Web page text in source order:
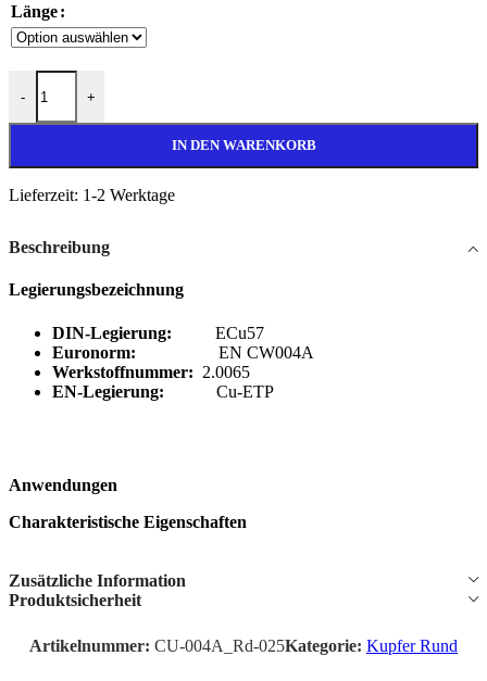
Länge
-
Ø 25mm Kupfer Rundstange CW004A Menge
+
IN DEN WARENKORB
Lieferzeit: 1-2 Werktage
Beschreibung
Legierungsbezeichnung
DIN-Legierung:
ECu57
Euronorm: EN CW004A
Werkstoffnummer: 2.0065
EN-Legierung: Cu-ETP
Anwendungen
Charakteristische Eigenschaften
Zusätzliche Information
Produktsicherheit
Artikelnummer: CU-004A_Rd-025Kategorie: Kupfer Rund